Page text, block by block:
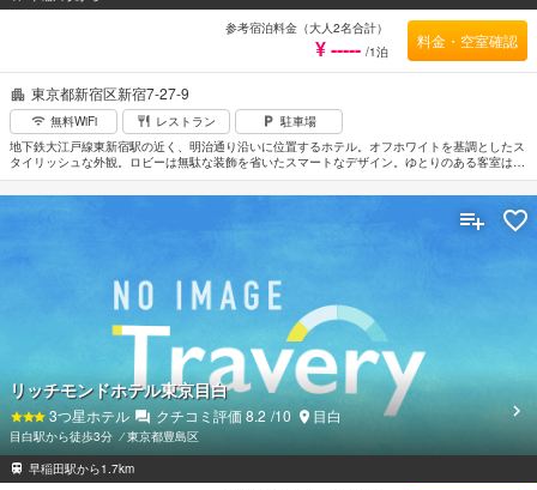
東京都新宿区新宿7-27-9
無料WiFi レストラン
駐車場
地下鉄大江戸線東新宿駅の近く、明治通り沿いに位置するホテル。オフホワイトを基調としたス
タイリッシュな外観。ロビーは無駄な装飾を省いたスマートなデザイン。ゆとりのある客室はブ
ラウン系のインテリアでまとめられ落ちついた雰囲気がただよっている。機能的な設備も充実し
ているので幅広いニーズに対応。JR新大久保駅から徒歩10分。羽田空港から車で約1時間。
参考宿泊料金（大人2名合計）
¥ ----- /1泊
料金・空室確認
リッチモンドホテル東京目白
3つ星ホテル クチコミ評価 8.2 /10 目白
目白駅から徒歩3分 ⁄東京都豊島区
早稲田駅から1.7km